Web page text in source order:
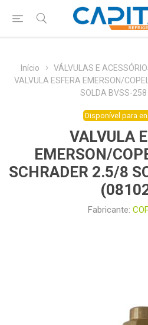
Início VÁLVULAS E
VALVULA ESFERA EMERSON/
SOLDA BVSS-
Disponível para
VALVULA
EMERSON/
SCHRADER 2.5/8
Fabricante: